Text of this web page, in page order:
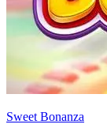
Sweet Bonanza